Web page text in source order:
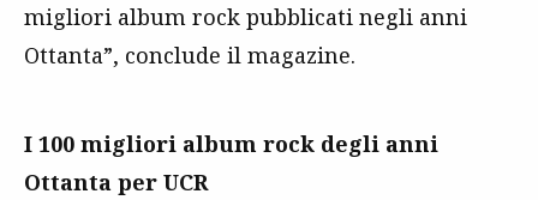
migliori album rock pubblicati negli anni
Ottanta”, conclude il magazine.
I 100 migliori album rock degli anni
Ottanta per UCR